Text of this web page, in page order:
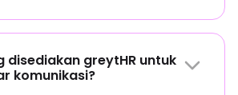
disediakan greytHR untuk
komunikasi?